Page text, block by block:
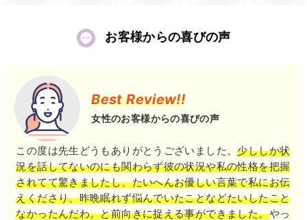
必要に応じて、ご相談者さまがこれまで築いてこられ
「占いってどんなふうに話せばいいのかな？」
「うまく説明できなかったらどうしよう…」
そんなふうに緊張される方もいらっしゃいますが、大
丈夫です。
ご相談は、うまく言葉にできなくても構いません。少
しずつ、お話を伺いながら一緒に整理していきましょ
う。
「後はモヤモヤを吐き出していただけなのに、気付け
ばサクサクとリードしてくれていた」とは採用担当者
まとまらない気持ちを丸ごと受け止めてもらえる心地
良さの中、山葵先生独自のインスピレーションはお相
手の現在の心持ち、やがて訪れる心境の変化といった
現在～未来はもちろんのこと、過去をも具体的に照ら
し出していきます…。
お相手がいつか、ご相談者に
・言いたかったこと
お客様からの喜びの声
Best Review!!
女性のお客様からの喜びの声
この度は先生どうもありがとうございました。少ししか状
況を話してないのにも関わらず彼の状況や私の性格を把握
されてて驚きましたし、たいへんお優しい言葉で私にお伝
えくださり、昨晩眠れず悩んでいたことなどたいしたこと
なかったんだわ。と前向きに捉える事ができました。やっ